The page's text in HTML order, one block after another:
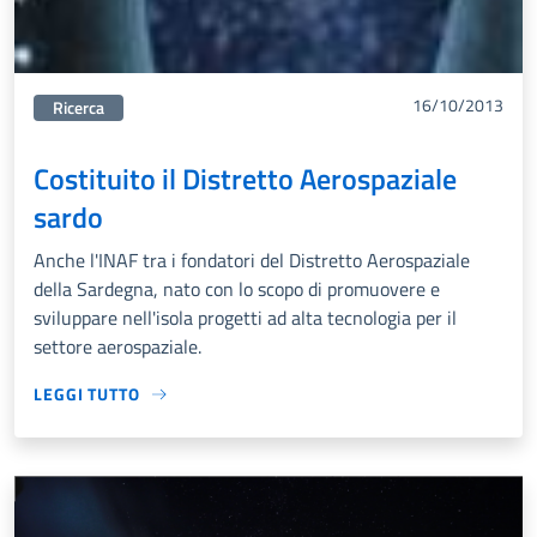
Categorie correlata:
Ricerca 16/10/2013
Costituito il Distretto Aerospaziale
sardo
Anche l'INAF tra i fondatori del Distretto Aerospaziale
della Sardegna, nato con lo scopo di promuovere e
sviluppare nell'isola progetti ad alta tecnologia per il
settore aerospaziale.
LEGGI TUTTO